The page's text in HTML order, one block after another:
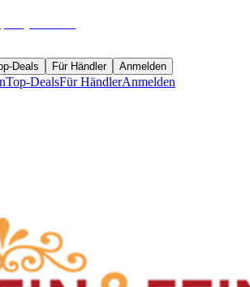
Deals Für Händler Anmelden
Top-DealsFür HändlerAnmelden